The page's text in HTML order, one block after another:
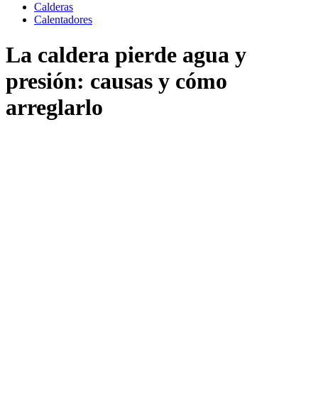
Calderas
Calentadores
La caldera pierde agua y
presión: causas y cómo
arreglarlo